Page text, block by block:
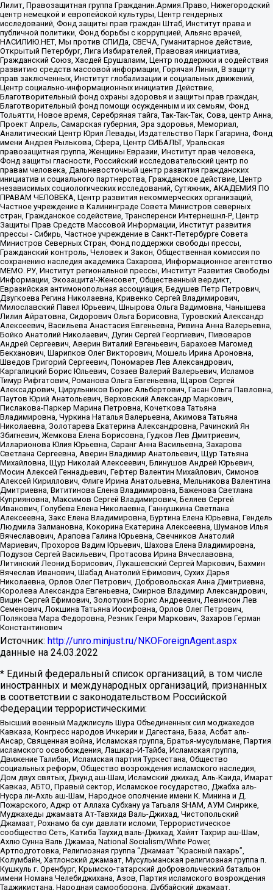
Лилит, Правозащитная группа Гражданин.Армия.Право, Нижегородский
центр немецкой и европейской культуры, Центр гендерных
исследований, Фонд защиты прав граждан Штаб, Институт права и
публичной политики, Фонд борьбы с коррупцией, Альянс врачей,
НАСИЛИЮ.НЕТ, Мы против СПИДа, СВЕЧА, Гуманитарное действие,
Открытый Петербург, Лига Избирателей, Правовая инициатива,
Гражданский Союз, Хасдей Ерушалаим, Центр поддержки и содействия
развитию средств массовой информации, Горячая Линия, В защиту
прав заключенных, Институт глобализации и социальных движений,
Центр социально-информационных инициатив Действие,
Благотворительный фонд охраны здоровья и защиты прав граждан,
Благотворительный фонд помощи осужденным и их семьям, Фонд
Тольятти, Новое время, Серебряная тайга, Так-Так-Так, Сова, центр Анна,
Проект Апрель, Самарская губерния, Эра здоровья, Мемориал,
Аналитический Центр Юрия Левады, Издательство Парк Гагарина, Фонд
имени Андрея Рылькова, Сфера, Центр СИБАЛЬТ, Уральская
правозащитная группа, Женщины Евразии, Институт прав человека,
Фонд защиты гласности, Российский исследовательский центр по
правам человека, Дальневосточный центр развития гражданских
инициатив и социального партнерства, Гражданское действие, Центр
независимых социологических исследований, Сутяжник, АКАДЕМИЯ ПО
ПРАВАМ ЧЕЛОВЕКА, Центр развития некоммерческих организаций,
Частное учреждение в Калининграде Совета Министров северных
стран, Гражданское содействие, Трансперенси Интернешнл-Р, Центр
Защиты Прав Средств Массовой Информации, Институт развития
прессы - Сибирь, Частное учреждение в Санкт-Петербурге Совета
Министров Северных Стран, Фонд поддержки свободы прессы,
Гражданский контроль, Человек и Закон, Общественная комиссия по
сохранению наследия академика Сахарова, Информационное агентство
МЕМО. РУ, Институт региональной прессы, Институт Развития Свободы
Информации, Экозащита!-Женсовет, Общественный вердикт,
Евразийская антимонопольная ассоциация, Бедушев Петр Петрович,
Дзугкоева Регина Николаевна, Кривенко Сергей Владимирович,
Милославский Павел Юрьевич, Шнырова Ольга Вадимовна, Чанышева
Лилия Айратовна, Сидорович Ольга Борисовна, Туровский Александр
Алексеевич, Васильева Анастасия Евгеньевна, Ривина Анна Валерьевна,
Бойко Анатолий Николаевич, Дугин Сергей Георгиевич, Пивоваров
Андрей Сергеевич, Аверин Виталий Евгеньевич, Барахоев Магомед
Бекханович, Шарипков Олег Викторович, Мошель Ирина Ароновна,
Шведов Григорий Сергеевич, Пономарев Лев Александрович,
Каргалицкий Борис Юльевич, Созаев Валерий Валерьевич, Исламов
Тимур Рифгатович, Романова Ольга Евгеньевна, Щаров Сергей
Алексадрович, Цирульников Борис Альбертович, Гасан Ольга Павловна,
Паутов Юрий Анатольевич, Верховский Александр Маркович,
Пислакова-Паркер Марина Петровна, Кочеткова Татьяна
Владимировна, Чуркина Наталья Валерьевна, Акимова Татьяна
Николаевна, Золотарева Екатерина Александровна, Рачинский Ян
Збигневич, Жемкова Елена Борисовна, Гудков Лев Дмитриевич,
Илларионова Юлия Юрьевна, Саранг Анна Васильевна, Захарова
Светлана Сергеевна, Аверин Владимир Анатольевич, Щур Татьяна
Михайловна, Щур Николай Алексеевич, Блинушов Андрей Юрьевич,
Мосин Алексей Геннадьевич, Гефтер Валентин Михайлович, Симонов
Алексей Кириллович, Флиге Ирина Анатольевна, Мельникова Валентина
Дмитриевна, Вититинова Елена Владимировна, Баженова Светлана
Куприяновна, Максимов Сергей Владимирович, Беляев Сергей
Иванович, Голубева Елена Николаевна, Ганнушкина Светлана
Алексеевна, Закс Елена Владимировна, Буртина Елена Юрьевна, Гендель
Людмила Залмановна, Кокорина Екатерина Алексеевна, Шуманов Илья
Вячеславович, Арапова Галина Юрьевна, Свечников Анатолий
Мариевич, Прохоров Вадим Юрьевич, Шахова Елена Владимировна,
Подузов Сергей Васильевич, Протасова Ирина Вячеславовна,
Литинский Леонид Борисович, Лукашевский Сергей Маркович, Бахмин
Вячеслав Иванович, Шабад Анатолий Ефимович, Сухих Дарья
Николаевна, Орлов Олег Петрович, Добровольская Анна Дмитриевна,
Королева Александра Евгеньевна, Смирнов Владимир Александрович,
Вицин Сергей Ефимович, Золотухин Борис Андреевич, Левинсон Лев
Семенович, Локшина Татьяна Иосифовна, Орлов Олег Петрович,
Полякова Мара Федоровна, Резник Генри Маркович, Захаров Герман
Константинович
Источник: http://unro.minjust.ru/NKOForeignAgent.aspx
данные на 24.03.2022
* Единый федеральный список организаций, в том числе
иностранных и международных организаций, признанных
в соответствии с законодательством Российской
Федерации террористическими:
Высший военный Маджлисуль Шура Объединенных сил моджахедов
Кавказа, Конгресс народов Ичкерии и Дагестана, База, Асбат аль-
Ансар, Священная война, Исламская группа, Братья-мусульмане, Партия
исламского освобождения, Лашкар-И-Тайба, Исламская группа,
Движение Талибан, Исламская партия Туркестана, Общество
социальных реформ, Общество возрождения исламского наследия,
Дом двух святых, Джунд аш-Шам, Исламский джихад, Аль-Каида, Имарат
Кавказ, АБТО, Правый сектор, Исламское государство, Джабха аль-
Нусра ли-Ахль аш-Шам, Народное ополчение имени К. Минина и Д.
Пожарского, Аджр от Аллаха Субхану уа Тагьаля SHAM, АУМ Синрике,
Муджахеды джамаата Ат-Тавхида Валь-Джихад, Чистопольский
Джамаат, Рохнамо ба суи давлати исломи, Террористическое
сообщество Сеть, Катиба Таухид валь-Джихад, Хайят Тахрир аш-Шам,
Ахлю Сунна Валь Джамаа, National Socialism/White Power,
Артподготовка, Религиозная группа “Джамаат “Красный пахарь”,
Колумбайн, Хатлонский джамаат, Мусульманская религиозная группа п.
Кушкуль г. Оренбург, Крымско-татарский добровольческий батальон
имени Номана Челебиджихана, Азов, Партия исламского возрождения
Таджикистана, Народная самооборона, Дуббайский джамаат,